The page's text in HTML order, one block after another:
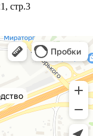
стр.3